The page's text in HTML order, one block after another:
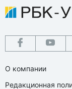
О компании
Редакционная